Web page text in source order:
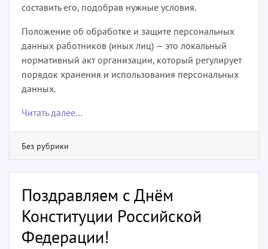
составить его, подобрав нужные условия.
Положение об обработке и защите персональных
данных работников (иных лиц) — это локальный
нормативный акт организации, который регулирует
порядок хранения и использования персональных
данных.
Читать далее…
Без рубрики
Поздравляем с Днём
Конституции Российской
Федерации!